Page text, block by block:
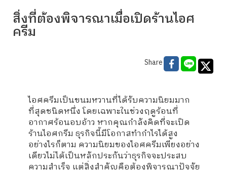
สิ่งที่ต้องพิจารณาเมื่อเปิดร้านไอศ
ครีม
Share
ไอศครีมเป็นขนมหวานที่ได้รับความนิยมมาก
ที่สุดชนิดหนึ่ง โดยเฉพาะในช่วงฤดูร้อนที่
อากาศร้อนอบอ้าว หากคุณกำลังคิดที่จะเปิด
ร้านไอศกรีม ธุรกิจนี้มีโอกาสทำกำไรได้สูง
อย่างไรก็ตาม ความนิยมของไอศครีมเพียงอย่าง
เดียวไม่ได้เป็นหลักประกันว่าธุรกิจจะประสบ